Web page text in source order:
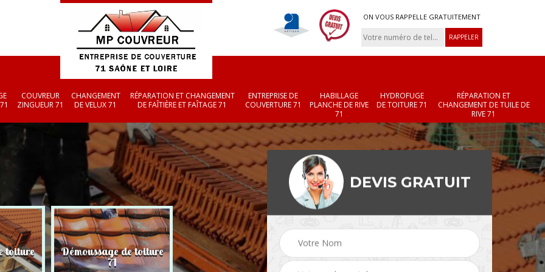
ON VOUS RAPPELLE GRATUITEMENT
COUVREUR
ZINGUEUR 71
CHANGEMENT
DE VELUX 71
RÉPARATION ET CHANGEMENT
DE FAÎTIÈRE ET FAÎTAGE 71
ENTREPRISE DE
COUVERTURE 71
HABILLAGE
PLANCHE DE RIVE
71
HYDROFUGE
DE TOITURE 71
RÉPARATION ET
CHANGEMENT DE TUILE DE
RIVE 71
toiture Démoussage de toiture
71 Couvreur zingueur 71 Changement de velux
71
Réparation et
changement de
et faîtage 71
DEVIS GRATUIT